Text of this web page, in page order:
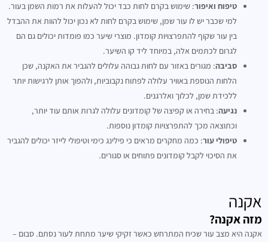
טיפוח ואיפור: שימוש בקרם לחות כבד יכול להעלות את רמות השמן בעור.
למי שכבר יש לו עור שמן, שימוש בקרם לחות לא נכון יכול להוות את ההבדל
בין עור שקוף להתפרצויות קומדון. מוצרי שיער כמו פומדות יכולים גם הם
לגרום לכתמים אלה, במיוחד ליד קו השיער.
סביבה: מגורים באזור עם לחות גבוהה עלולים להגביר את האקנה, שכן
הלחות הנוספת באוויר עלולה לפתוח נקבוביות, ולהפוך אותן לרגישות יותר
ללכידת שמן, לכלוך ואלרגנים.
נגיעה: בחירה או קפיצה של קומדונים עלולה לגרות אותם עוד יותר,
וכתוצאה מכך להתפרצויות קומדון נוספות.
טיפולי עור: כמה מחקרים מראים כי פילינג כימי וטיפולי לייזר יכולים להגביר
את הסיכוי לקבל קומדונים פתוחים או סגורים.
אקנה
מזה אקנה?
אקנה היא מצב עור שכיח המתרחש כאשר זקיקי שיער מתחת לעור נסתם. סבום –